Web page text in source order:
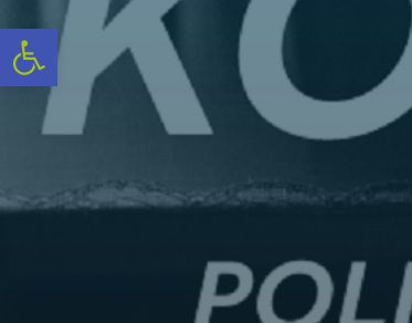
Otwórz pasek narzędzi
NOWOCZESNA
Z